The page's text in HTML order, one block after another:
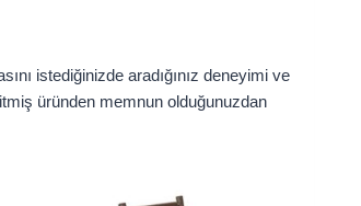
istediğinizde aradığınız deneyimi ve
üründen memnun olduğunuzdan